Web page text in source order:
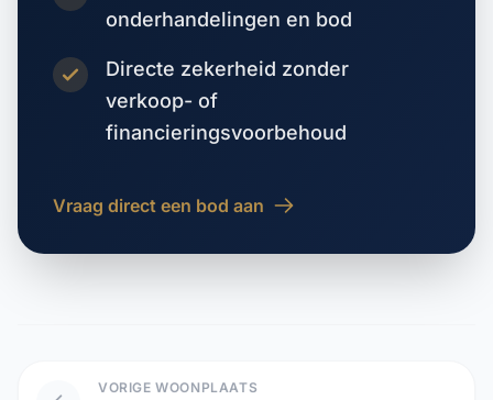
onderhandelingen en bod
Directe zekerheid zonder
verkoop- of
financieringsvoorbehoud
Vraag direct een bod aan
VORIGE WOONPLAATS